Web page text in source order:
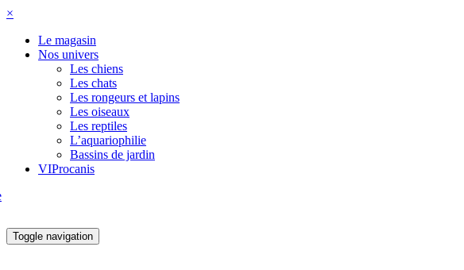
×
Le magasin
Nos univers
Les chiens
Les chats
Les rongeurs et lapins
Les oiseaux
Les reptiles
L’aquariophilie
Bassins de jardin
VIProcanis
Toggle navigation